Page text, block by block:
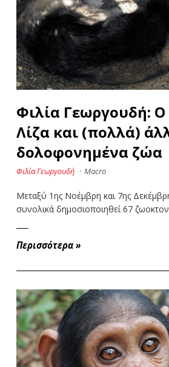
Φιλία Γεωργουδή: Ο
Λίζα και (πολλά)
δολοφονημένα ζώα
Φιλία Γεωργουδή · Macro
Μεταξύ 1ης Νοέμβρη και 7ης
συνολικά δημοσιοποιηθεί 67
Περισσότερα »